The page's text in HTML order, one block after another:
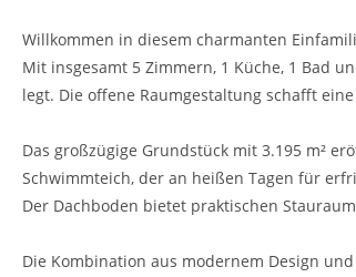
Willkommen in diesem charmanten
Mit insgesamt 5 Zimmern, 1 Küche, 1 Bad
legt. Die offene Raumgestaltung schafft
Das großzügige Grundstück mit 3.195 m²
Schwimmteich, der an heißen Tagen für
Der Dachboden bietet praktischen
Die Kombination aus modernem Design